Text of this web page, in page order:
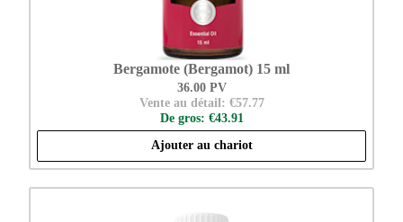
Bergamote (Bergamot) 15 ml
36.00 PV
Vente au détail: €57.77
De gros: €43.91
Ajouter au chariot